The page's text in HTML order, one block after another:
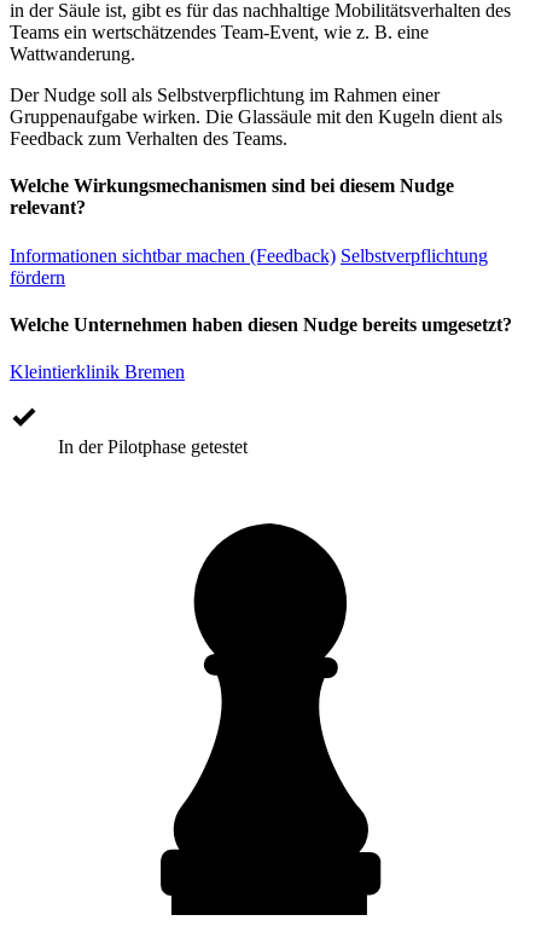
in der Säule ist, gibt es für das nachhaltige Mobilitätsverhalten des
Teams ein wertschätzendes Team-Event, wie z. B. eine
Wattwanderung.
Der Nudge soll als Selbstverpflichtung im Rahmen einer
Gruppenaufgabe wirken. Die Glassäule mit den Kugeln dient als
Feedback zum Verhalten des Teams.
Welche Wirkungsmechanismen sind bei diesem Nudge
relevant?
Informationen sichtbar machen (Feedback) Selbstverpflichtung
fördern
Welche Unternehmen haben diesen Nudge bereits umgesetzt?
Kleintierklinik Bremen
In der Pilotphase getestet